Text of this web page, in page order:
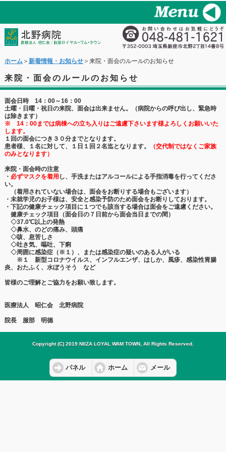
ホーム＞ 新着情報・お知らせ＞来院・面会のルールのお知らせ
来院・面会のルールのお知らせ
面会日時 14：00～16：00
土曜・日曜・祝日の来院、面会は出来ません。（病院からの呼び出し、緊急時
は除きます）
※ 14：00までは病棟への立ち入りはご遠慮下さいます様よろしくお願いいた
します。
１回の面会につき３０分までとなります。
患者様、１名に対して、１日１回２名迄となります。
（交代制ではなくご家族
のみとなります）
来院・面会時の注意
・ 必ずマスクを着用 し、手洗またはアルコールによる手指消毒を行ってくださ
い。
（着用されていない場合は、面会をお断りする場合もございます）
・未就学児のお子様は、安全と感染予防のため面会をお断りしております。
・下記の健康チェック項目に１つでも該当する場合は面会をご遠慮ください。
健康チェック項目（面会日の７日前から面会当日までの間）
◇37.0℃以上の発熱
◇鼻水、のどの痛み、頭痛
◇咳、息苦しさ
◇吐き気、嘔吐、下痢
◇周囲に感染症（※１）、または感染症の疑いのある人がいる
※１ 新型コロナウイルス、インフルエンザ、はしか、風疹、感染性胃腸
炎、おたふく、水ぼうそう など
皆様のご理解とご協力をお願い致します。
医療法人 昭仁会 北野病院
院長 服部 明德
Copyright (C) 2019 NIIZA LOYAL WAM TOWN, All Rights Reserved.
パネル ホーム メール